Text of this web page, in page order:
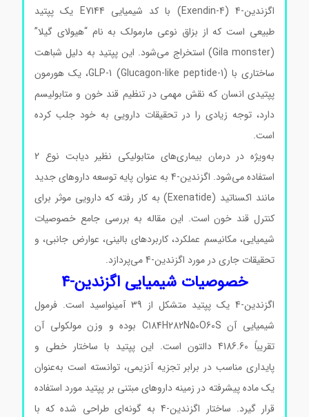
اگزندین-4 (Exendin-4) با کد شیمیایی E7144 یک پپتید
طبیعی است که از بزاق نوعی مارمولک به نام “هیولای گیلا”
(Gila monster) استخراج می‌شود. این پپتید به دلیل شباهت
ساختاری با GLP-1 (Glucagon-like peptide-1)، یک هورمون
پپتیدی انسان که نقش مهمی در تنظیم قند خون و متابولیسم
دارد، توجه زیادی را در تحقیقات دارویی به خود جلب کرده
است.
به‌ویژه در درمان بیماری‌های متابولیکی نظیر دیابت نوع 2
استفاده می‌شود. اگزندین-4 به عنوان پایه توسعه داروهای جدید
مانند اکسناتید (Exenatide) به کار رفته که دارویی موثر برای
کنترل قند خون است. این مقاله به بررسی جامع خصوصیات
شیمیایی، مکانیسم عملکرد، کاربردهای بالینی، عوارض جانبی، و
تحقیقات جاری در مورد اگزندین-4 می‌پردازد.
خصوصیات شیمیایی اگزندین-4
اگزندین-4 یک پپتید متشکل از 39 آمینواسید است. فرمول
شیمیایی آن C184H282N50O60S بوده و وزن مولکولی آن
تقریباً 4186.60 دالتون است. این پپتید با ساختار خطی و
پایداری مناسب در برابر تجزیه آنزیمی، توانسته است به‌عنوان
یک ماده پیشرفته در زمینه داروهای مبتنی بر پپتید مورد استفاده
قرار گیرد. ساختار اگزندین-4 به گونه‌ای طراحی شده که با